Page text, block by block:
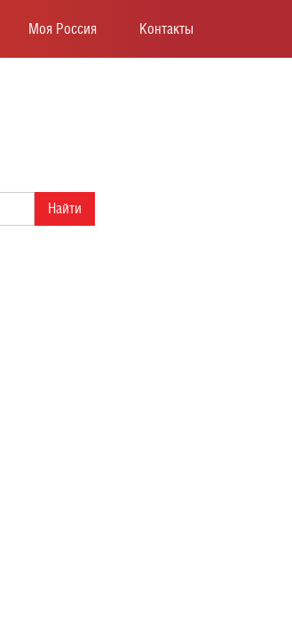
Моя Россия Контакты
Найти